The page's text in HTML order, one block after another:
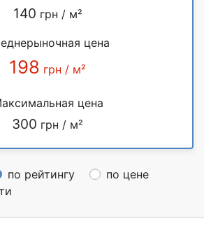
140 грн / м²
цена
198 грн / м²
цена
300 грн / м²
по рейтингу
по цене